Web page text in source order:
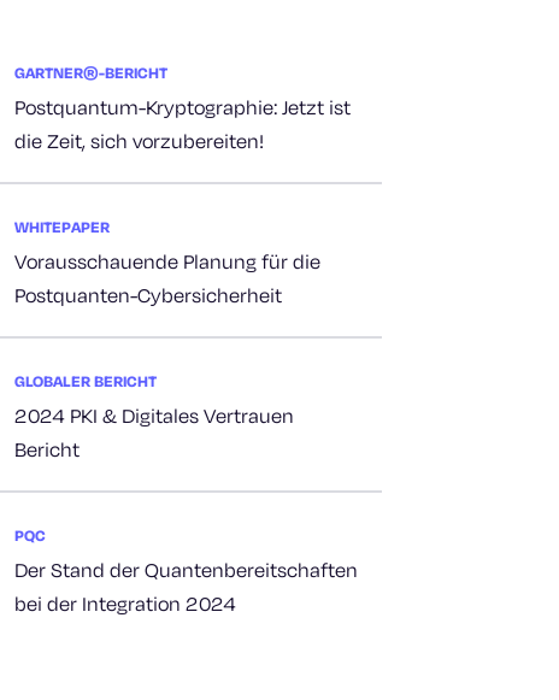
GARTNER®-BERICHT
Postquantum-Kryptographie: Jetzt ist
die Zeit, sich vorzubereiten!
WHITEPAPER
Vorausschauende Planung für die
Postquanten-Cybersicherheit
GLOBALER BERICHT
2024 PKI & Digitales Vertrauen
Bericht
PQC
Der Stand der Quantenbereitschaften
bei der Integration 2024